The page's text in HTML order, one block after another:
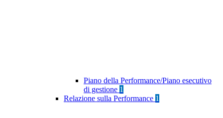
Piano della Performance/Piano esecutivo
di gestione 1
Relazione sulla Performance 1